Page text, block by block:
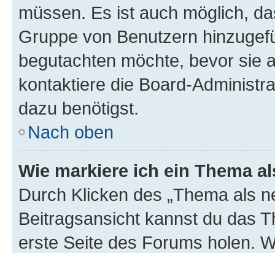
müssen. Es ist auch möglich,
Gruppe von Benutzern
begutachten möchte, bevor sie
kontaktiere die Board-
dazu benötigst.
Nach oben
Wie markiere ich ein Thema
Durch Klicken des „Thema als
Beitragsansicht kannst du das
erste Seite des Forums holen.